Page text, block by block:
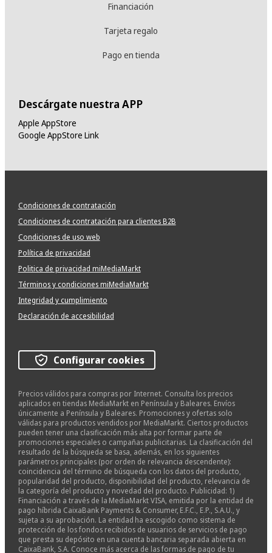
Financiación
Tarjeta regalo
Pago en tienda
Descárgate nuestra APP
Apple AppStore
Google AppStore Link
Condiciones de contratación
Condiciones de contratación para clientes B2B
Condiciones de uso web
Política de privacidad
Politica de privacidad miMediaMarkt
Términos y condiciones miMediaMarkt
Integridad y cumplimiento
Declaración de accesibilidad
Configurar cookies
Precios válidos para compras por Internet. Consulta los precios
aplicados en tiendas MediaMarkt en Península y Baleares. Envíos
únicamente a Península y Baleares. Promociones y ofertas solo
válidas para productos vendidos por MediaMarkt. Ciertos productos
pueden tener una clasificación más alta por formar parte de
promociones especiales o campañas publicitarias. La clasificación del
resultado de la búsqueda se basa, además, en los siguientes
parámetros principales (por orden de relevancia descendente):
coincidencia del término de búsqueda con los datos del producto,
popularidad del producto, disponibilidad del producto, relevancia de
la categoría del producto y novedad del producto. Publicidad: 1)
Financiación a través de la MediaMarkt VISA, emitida por la entidad de
pago híbrida CaixaBank Payments & Consumer, E.F.C., E.P., S.A.U., y
sujeta a su aprobación. La entidad ha escogido como sistema de
protección de los fondos recibidos de usuarios de servicios de pago
que presta su depósito en una cuenta bancaria separada abierta en
CaixaBank, S.A. Conoce más acerca de las formas de pago de tu